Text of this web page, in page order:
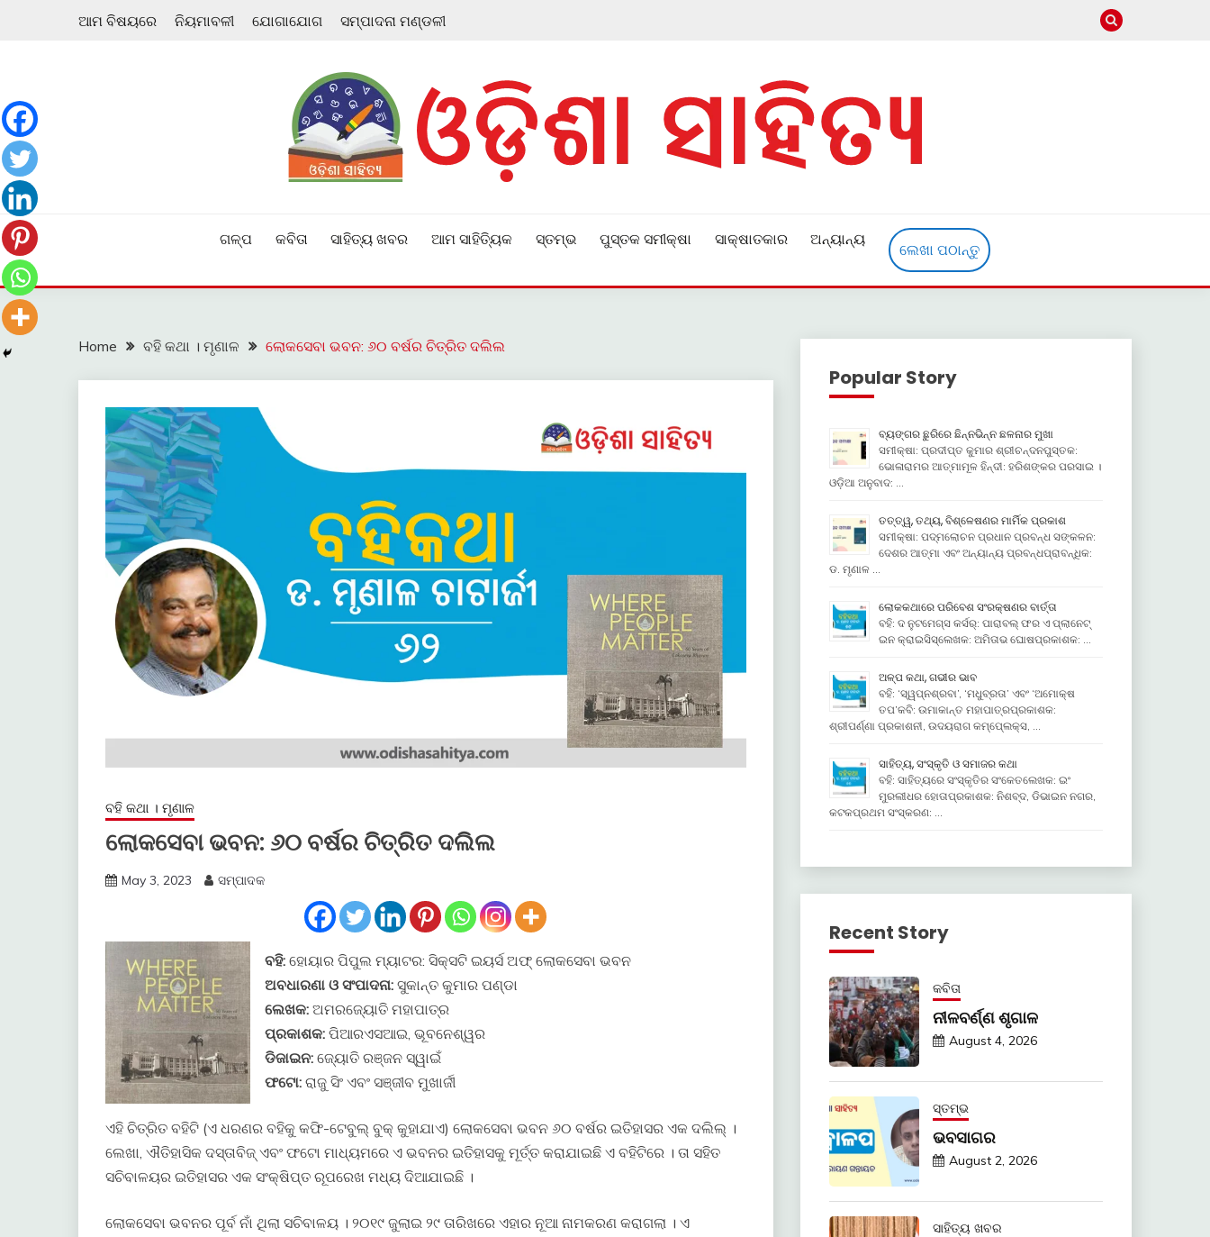
ଆମ ବିଷୟରେ ନିୟମାବଳୀ ଯୋଗାଯୋଗ ସମ୍ପାଦନା ମଣ୍ଡଳୀ
ଗଳ୍ପ କବିତା ସାହିତ୍ୟ ଖବର ଆମ ସାହିତ୍ୟିକ ସ୍ତମ୍ଭ ପୁସ୍ତକ ସମୀକ୍ଷା ସାକ୍ଷାତକାର ଅନ୍ୟାନ୍ୟ
ଲେଖା ପଠାନ୍ତୁ
Home ବହି କଥା । ମୃଣାଳ ଲୋକସେବା ଭବନ: ୬୦ ବର୍ଷର ଚିତ୍ରିତ ଦଲିଲ
ବହି କଥା । ମୃଣାଳ
ଲୋକସେବା ଭବନ: ୬୦ ବର୍ଷର ଚିତ୍ରିତ ଦଲିଲ
May 3, 2023 ସମ୍ପାଦକ
ବହି: ହୋୟାର ପିପୁଲ ମ୍ୟାଟର: ସିକ୍ସଟି ଇୟର୍ସ ଅଫ୍ ଲୋକସେବା ଭବନ
ଅବଧାରଣା ଓ ସଂପାଦନା: ସୁକାନ୍ତ କୁମାର ପଣ୍ଡା
ଲେଖକ: ଅମରଜ୍ୟୋତି ମହାପାତ୍ର
ପ୍ରକାଶକ: ପିଆରଏସଆଇ, ଭୂବନେଶ୍ୱର
ଡିଜାଇନ: ଜ୍ୟୋତି ରଞ୍ଜନ ସ୍ୱାଇଁ
ଫଟୋ: ରାଜୁ ସିଂ ଏବଂ ସଞ୍ଜୀବ ମୁଖାର୍ଜୀ
ଏହି ଚିତ୍ରିତ ବହିଟି (ଏ ଧରଣର ବହିକୁ କଫି-ଟେବୁଲ୍ ବୁକ୍ କୁହାଯାଏ) ଲୋକସେବା ଭବନ ୬୦ ବର୍ଷର ଇତିହାସର ଏକ ଦଲିଲ୍ ।
ଲେଖା, ଐତିହାସିକ ଦସ୍ତାବିଜ୍ ଏବଂ ଫଟୋ ମାଧ୍ୟମରେ ଏ ଭବନର ଇତିହାସକୁ ମୂର୍ତ୍ତ କରାଯାଇଛି ଏ ବହିଟିରେ । ତା ସହିତ
ସଚିବାଳୟର ଇତିହାସର ଏକ ସଂକ୍ଷିପ୍ତ ରୂପରେଖ ମଧ୍ୟ ଦିଆଯାଇଛି ।
ଲୋକସେବା ଭବନର ପୂର୍ବ ନାଁ ଥିଲା ସଚିବାଳୟ । ୨୦୧୯ ଜୁଲାଇ ୨୯ ତାରିଖରେ ଏହାର ନୂଆ ନାମକରଣ କରାଗଲା । ଏ
Popular Story
ବ୍ୟଙ୍ଗର ଛୁରିରେ ଛିନ୍ନଭିନ୍ନ ଛଳନାର ମୁଖା
ସମୀକ୍ଷା: ପ୍ରଦୀପ୍ତ କୁମାର ଶ୍ରୀଚନ୍ଦନପୁସ୍ତକ:
ଭୋଳାରାମର ଆତ୍ମାମୂଳ ହିନ୍ଦୀ: ହରିଶଙ୍କର ପରସାଇ ।
ଓଡ଼ିଆ ଅନୁବାଦ: …
ତତ୍ତ୍ୱ, ତଥ୍ୟ, ବିଶ୍ଳେଷଣର ମାର୍ମିକ ପ୍ରକାଶ
ସମୀକ୍ଷା: ପଦ୍ମଲୋଚନ ପ୍ରଧାନ ପ୍ରବନ୍ଧ ସଙ୍କଳନ:
ଦେଶର ଆତ୍ମା ଏବଂ ଅନ୍ୟାନ୍ୟ ପ୍ରବନ୍ଧପ୍ରାବନ୍ଧିକ:
ଡ. ମୃଣାଳ …
ଲୋକକଥାରେ ପରିବେଶ ସଂରକ୍ଷଣର ବାର୍ତ୍ତା
ବହି: ଦ ନୁଟମେଗ୍ସ କର୍ସର୍: ପାରାବଲ୍ ଫର ଏ ପ୍ଲାନେଟ୍
ଇନ କ୍ରାଇସିସ୍ଲେଖକ: ଅମିତାଭ ଘୋଷପ୍ରକାଶକ: …
ଅଳ୍ପ କଥା, ଗଭୀର ଭାବ
ବହି: ‘ସ୍ୱପ୍ନଶ୍ରବା’, ‘ମଧୁବ୍ରତା’ ଏବଂ ‘ଅମୋକ୍ଷ
ତପ’କବି: ଉମାକାନ୍ତ ମହାପାତ୍ରପ୍ରକାଶକ:
ଶ୍ରୀପର୍ଣ୍ଣା ପ୍ରକାଶନୀ, ଉଦୟରାଗ କମ୍ପେ୍ଲକ୍ସ, …
ସାହିତ୍ୟ, ସଂସ୍କୃତି ଓ ସମାଜର କଥା
ବହି: ସାହିତ୍ୟରେ ସଂସ୍କୃତିର ସଂକେତଲେଖକ: ଇଂ
ମୁରଲୀଧର ହୋତାପ୍ରକାଶକ: ନିଶବ୍ଦ, ଡିଭାଇନ ନଗର,
କଟକପ୍ରଥମ ସଂସ୍କରଣ: …
Recent Story
କବିତା
ନୀଳବର୍ଣ୍ଣ ଶୃଗାଳ
August 4, 2026
ସ୍ତମ୍ଭ
ଭବସାଗର
August 2, 2026
ସାହିତ୍ୟ ଖବର